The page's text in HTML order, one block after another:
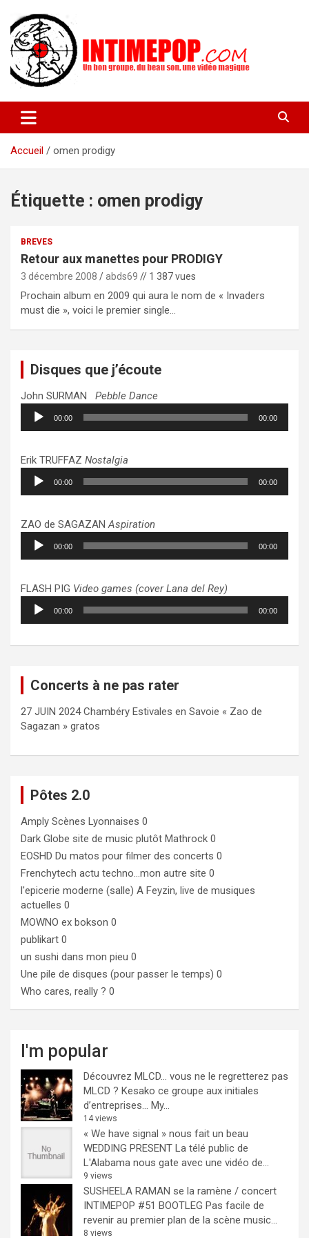
contenu
intimepop.com
actuelles pop rock, post-rock, indé sur Lyon. rock pop concert
lyon
Accueil
omen prodigy
Étiquette : omen prodigy
BREVES
Retour aux manettes pour PRODIGY
3 décembre 2008 abds69 // 1 387 vues
Prochain album en 2009 qui aura le nom de « Invaders
must die », voici le premier single…
Disques que j’écoute
John SURMAN Pebble Dance
Lecteur
audio
00:00 00:00
Erik TRUFFAZ Nostalgia
Lecteur
audio
00:00 00:00
ZAO de SAGAZANAspiration
Lecteur
audio
00:00 00:00
FLASH PIG Video games (cover Lana del Rey)
Lecteur
audio
00:00 00:00
Concerts à ne pas rater
27 JUIN 2024 Chambéry Estivales en Savoie « Zao de
Sagazan » gratos
Pôtes 2.0
Amply Scènes Lyonnaises 0
Dark Globe site de music plutôt Mathrock 0
EOSHD Du matos pour filmer des concerts 0
Frenchytech actu techno…mon autre site 0
l'epicerie moderne (salle) A Feyzin, live de musiques
actuelles 0
MOWNO ex bokson 0
publikart 0
un sushi dans mon pieu 0
Une pile de disques (pour passer le temps) 0
Who cares, really ? 0
I'm popular
Découvrez MLCD… vous ne le regretterez pas
MLCD ? Kesako ce groupe aux initiales
d’entreprises… My...
14 views
« We have signal » nous fait un beau
WEDDING PRESENT La télé public de
L'Alabama nous gate avec une vidéo de...
9 views
SUSHEELA RAMAN se la ramène / concert
INTIMEPOP #51 BOOTLEG Pas facile de
revenir au premier plan de la scène music...
8 views